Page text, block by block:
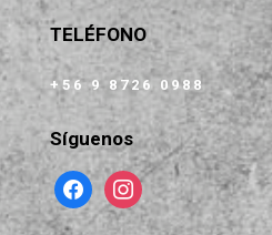
TELÉFONO
+56 9 8726 0988
Síguenos
facebookinstagram